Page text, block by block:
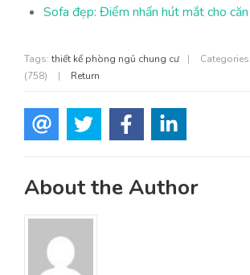
Sofa đẹp: Điểm nhấn hút mắt cho
Tags: thiết kế phòng ngủ chung cư | Categories:
(758)
| Return
About the Author